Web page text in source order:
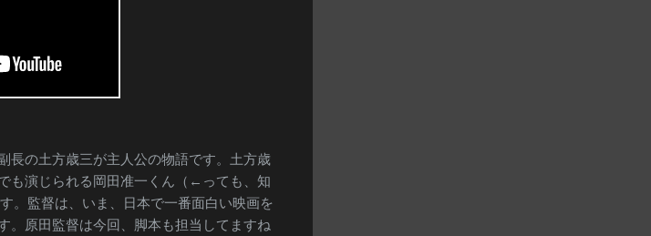
長の土方歳三が主人公の物語です。土方歳
も演じられる岡田准一くん（←っても、知
。監督は、いま、日本で一番面白い映画を
。原田監督は今回、脚本も担当してますね